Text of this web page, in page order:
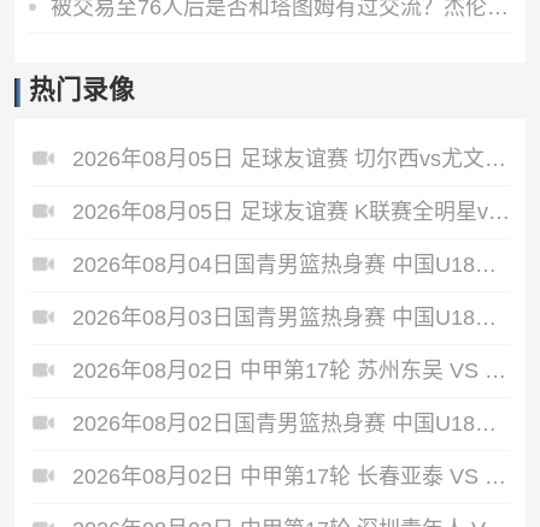
被交易至76人后是否和塔图姆有过交流？杰伦·布朗：没怎么聊过
热门录像
2026年08月05日 足球友谊赛 切尔西vs尤文图斯 全场录像
2026年08月05日 足球友谊赛 K联赛全明星vs曼城 全场录像
2026年08月04日国青男篮热身赛 中国U18男篮 - 加拿大大卫·安篮球学院 全场录像
2026年08月03日国青男篮热身赛 中国U18男篮 - 韩国东国大学 全场录像
2026年08月02日 中甲第17轮 苏州东吴 VS 梅州客家 全场录像
2026年08月02日国青男篮热身赛 中国U18男篮 - 纽纳华丁闪电队 全场录像
2026年08月02日 中甲第17轮 长春亚泰 VS 石家庄功夫 全场录像